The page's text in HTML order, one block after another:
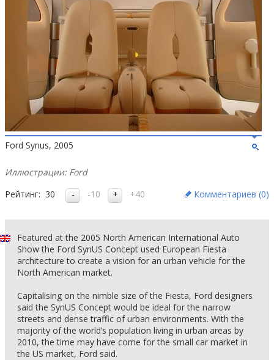
Ford Synus, 2005
Иллюстрации: Ford
Рейтинг: 30 -10 +40 Комментариев (0)
Featured at the 2005 North American International Auto
Show the Ford SynUS Concept used European Fiesta
architecture to create a vision for an urban vehicle for the
North American market.
Capitalising on the nimble size of the Fiesta, Ford designers
said the SynUS Concept would be ideal for the narrow
streets and dense traffic of urban environments. With the
majority of the world’s population living in urban areas by
2010, the time may have come for the small car market in
the US market, Ford said.